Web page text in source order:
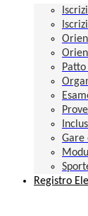
Gare
Registro